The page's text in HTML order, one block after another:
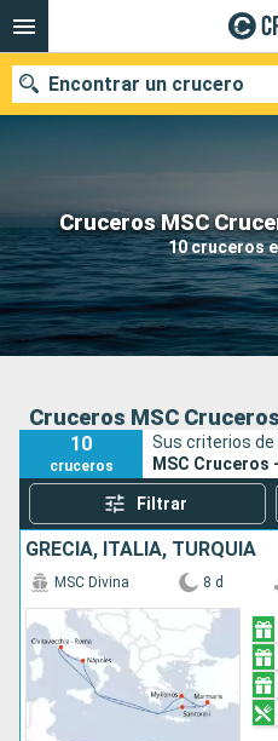
Cruceros MSC
10 cruceros
Encontrar un crucero
Nuestros destinos
Fecha de salida
Puertos
Cruceros MSC
10
cruceros
Sus criterios de
MSC Cruceros
Filtrar
GRECIA, ITALIA, TURQUÍA
MSC Divina 8 d